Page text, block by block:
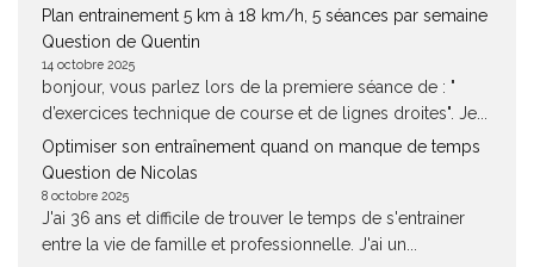
Plan entrainement 5 km à 18 km/h, 5 séances par semaine
Question de Quentin
14 octobre 2025
bonjour, vous parlez lors de la premiere séance de : "
d’exercices technique de course et de lignes droites". Je...
Optimiser son entraînement quand on manque de temps
Question de Nicolas
8 octobre 2025
J'ai 36 ans et difficile de trouver le temps de s'entrainer
entre la vie de famille et professionnelle. J'ai un...